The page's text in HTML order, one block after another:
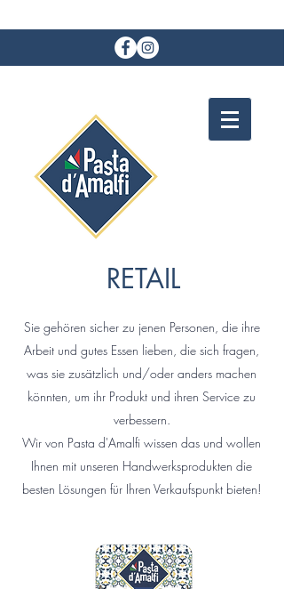
RETAIL
Sie gehören sicher zu jenen Personen, die ihre
Arbeit und gutes Essen lieben, die sich fragen,
was sie zusätzlich und/oder anders machen
könnten, um ihr Produkt und ihren Service zu
verbessern.
Wir von Pasta d'Amalfi wissen das und wollen
Ihnen mit unseren Handwerksprodukten die
besten Lösungen für Ihren Verkaufspunkt bieten!